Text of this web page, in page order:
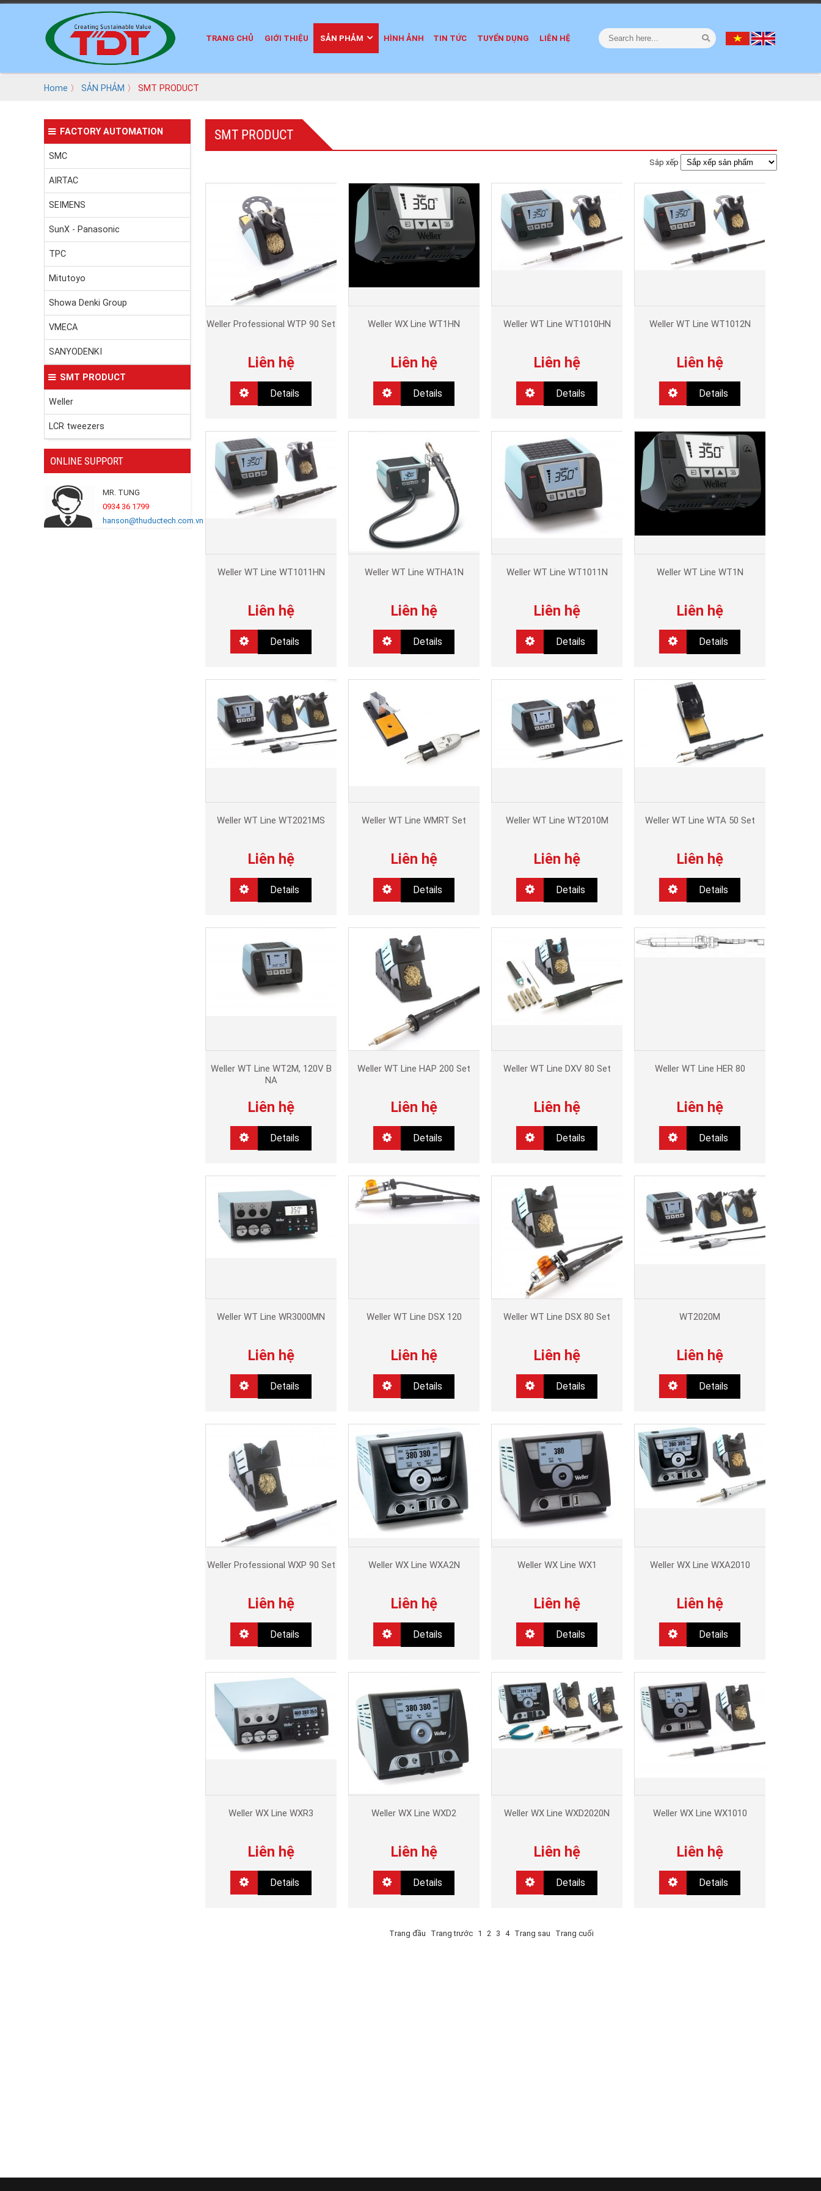
TRANG CHỦ GIỚI THIỆU SẢN PHẢM HÌNH ẢNH TIN TỨC TUYỂN DỤNG LIÊN HỆ
Home 〉 SẢN PHẢM 〉 SMT PRODUCT
FACTORY AUTOMATION
SMC
AIRTAC
SEIMENS
SunX - Panasonic
TPC
Mitutoyo
Showa Denki Group
VMECA
SANYODENKI
SMT PRODUCT
Weller
LCR tweezers
ONLINE SUPPORT
MR. TUNG
0934 36 1799
hanson@thuductech.com.vn
SMT PRODUCT
Sắp xếp
Weller Professional WTP 90 Set
Liên hệ
Details
Weller WX Line WT1HN
Liên hệ
Details
Weller WT Line WT1010HN
Liên hệ
Details
Weller WT Line WT1012N
Liên hệ
Details
Weller WT Line WT1011HN
Liên hệ
Details
Weller WT Line WTHA1N
Liên hệ
Details
Weller WT Line WT1011N
Liên hệ
Details
Weller WT Line WT1N
Liên hệ
Details
Weller WT Line WT2021MS
Liên hệ
Details
Weller WT Line WMRT Set
Liên hệ
Details
Weller WT Line WT2010M
Liên hệ
Details
Weller WT Line WTA 50 Set
Liên hệ
Details
Weller WT Line WT2M, 120V B
NA
Liên hệ
Details
Weller WT Line HAP 200 Set
Liên hệ
Details
Weller WT Line DXV 80 Set
Liên hệ
Details
Weller WT Line HER 80
Liên hệ
Details
Weller WT Line WR3000MN
Liên hệ
Details
Weller WT Line DSX 120
Liên hệ
Details
Weller WT Line DSX 80 Set
Liên hệ
Details
WT2020M
Liên hệ
Details
Weller Professional WXP 90 Set
Liên hệ
Details
Weller WX Line WXA2N
Liên hệ
Details
Weller WX Line WX1
Liên hệ
Details
Weller WX Line WXA2010
Liên hệ
Details
Weller WX Line WXR3
Liên hệ
Details
Weller WX Line WXD2
Liên hệ
Details
Weller WX Line WXD2020N
Liên hệ
Details
Weller WX Line WX1010
Liên hệ
Details
Trang đầu Trang trước 1 2 3 4 Trang sau Trang cuối